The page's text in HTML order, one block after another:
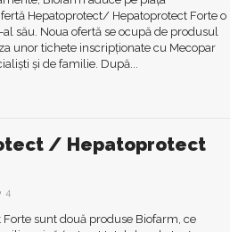
Hepatoprotect/ Hepatoprotect Forte o
său. Noua ofertă se ocupă de produsul
unor tichete inscripționate cu Mecopar
și de familie. După...
/ Hepatoprotect
4
sunt două produse Biofarm, ce